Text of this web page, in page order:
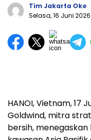
Tim Jakarta Oke
Selasa, 16 Juni 2026
HANOI, Vietnam,17
Goldwind, mitra
bersih,